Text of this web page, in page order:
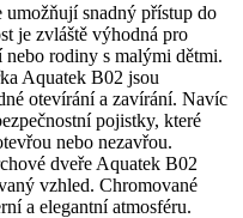
snadný přístup do
je zvláště výhodná pro
rodiny s malými dětmi.
Aquatek B02 jsou
otevírání a zavírání. Navíc
pojistky, které
nebo nezavřou.
dveře Aquatek B02
vzhled. Chromované
a elegantní atmosféru.